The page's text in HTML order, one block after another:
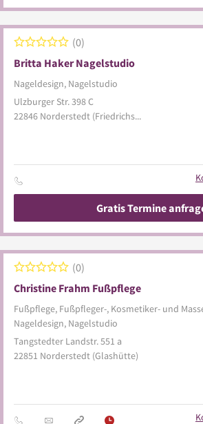
Britta Haker Nagelstudio
Nageldesign, Nagelstudio
0
Ulzburger Str. 398 C
22846 Norderstedt (Friedrichsgabe)
Gratis Termine
Christine Frahm Fußpflege
Fußpflege, Fußpfleger-, Kosmetiker- und
Nageldesign, Nagelstudio
0
Tangstedter Landstr. 551 a
22851 Norderstedt (Glashütte)